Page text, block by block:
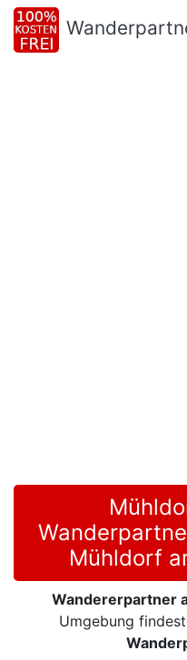
Mühldorf
Wandererpartner
Umgebung